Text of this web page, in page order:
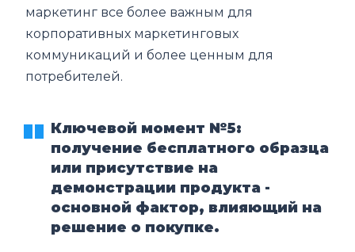
маркетинг все более важным для
корпоративных маркетинговых
коммуникаций и более ценным для
потребителей.
Ключевой момент №5:
получение бесплатного образца
или присутствие на
демонстрации продукта -
основной фактор, влияющий на
решение о покупке.